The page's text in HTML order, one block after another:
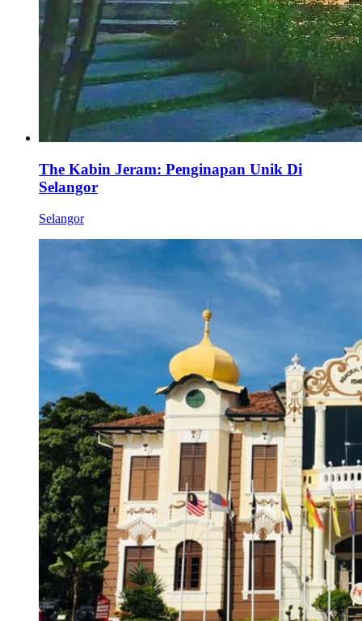
The Kabin Jeram: Penginapan Unik Di
Selangor
Selangor